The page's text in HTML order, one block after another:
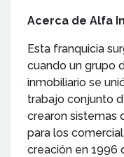
Acerca de Alfa
Esta franquicia
cuando un grupo
inmobiliario se
trabajo conjunto
crearon sistemas
para los
creación en 1996